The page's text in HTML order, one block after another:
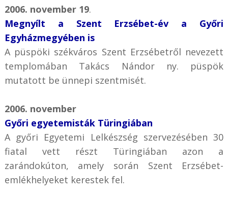
2006. november 19.
Megnyílt a Szent Erzsébet-év a Győri
Egyházmegyében is
A püspöki székváros Szent Erzsébetről nevezett
templomában Takács Nándor ny. püspök
mutatott be ünnepi szentmisét.
2006. november
Győri egyetemisták Türingiában
A győri Egyetemi Lelkészség szervezésében 30
fiatal vett részt Türingiában azon a
zarándokúton, amely során Szent Erzsébet-
emlékhelyeket kerestek fel.